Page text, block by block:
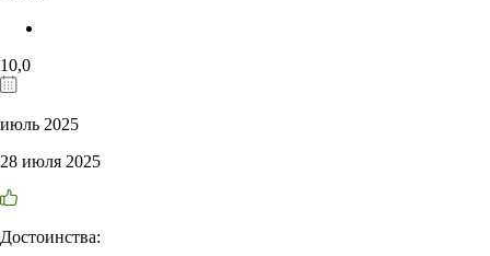
10,0
июль 2025
28 июля 2025
Достоинства: